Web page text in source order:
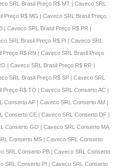
SRL Brasil Preço R$ MT | Caveco SRL
Preço R$ MG | Caveco SRL Brasil Preço
| Caveco SRL Brasil Preço R$ PR |
SRL Brasil Preço R$ PI | Caveco SRL
Preço R$ RN | Caveco SRL Brasil Preço
| Caveco SRL Brasil Preço R$ RR |
SRL Brasil Preço R$ SP | Caveco SRL
Preço R$ TO | Caveco SRL Conserto AC |
Conserto AP | Caveco SRL Conserto AM |
Conserto CE | Caveco SRL Conserto DF |
Conserto GO | Caveco SRL Conserto MA
Conserto MS | Caveco SRL Conserto
SRL Conserto PB | Caveco SRL Conserto
SRL Conserto PI | Caveco SRL Conserto